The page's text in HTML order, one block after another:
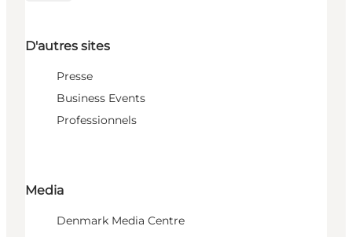
D'autres sites
Presse
Business Events
Professionnels
Media
Denmark Media Centre